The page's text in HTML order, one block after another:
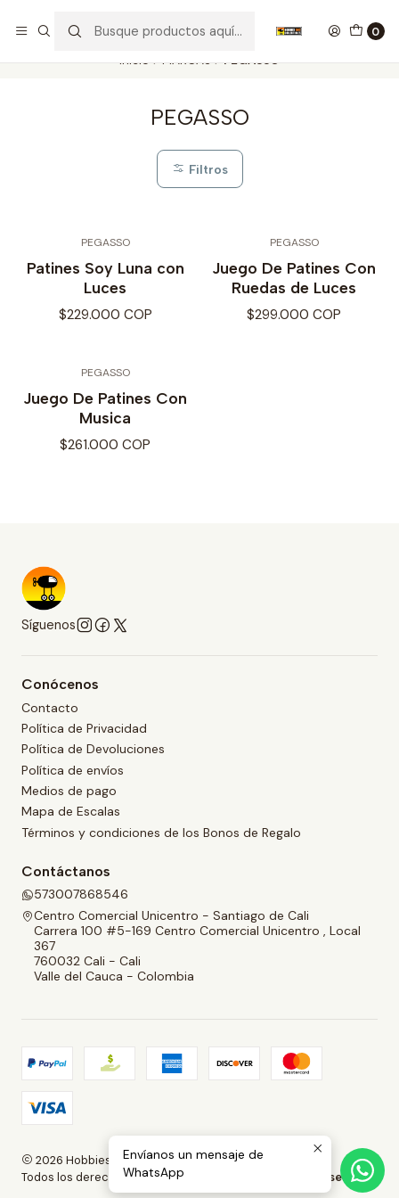
0
Inicio MARCAS PEGASSO
PEGASSO
Filtros
PEGASSO
Patines Soy Luna con
Luces
$229.000 COP
PEGASSO
Juego De Patines Con
Ruedas de Luces
$299.000 COP
PEGASSO
Juego De Patines Con
Musica
$261.000 COP
Síguenos
Conócenos
Contacto
Política de Privacidad
Política de Devoluciones
Política de envíos
Medios de pago
Mapa de Escalas
Términos y condiciones de los Bonos de Regalo
Contáctanos
573007868546
Centro Comercial Unicentro - Santiago de Cali
Carrera 100 #5-169 Centro Comercial Unicentro , Local
367
760032 Cali - Cali
Valle del Cauca - Colombia
2026 Hobbies and Collectibles.
Todos los derechos reservados.
Desarrollado por Jumpseller.
Envíanos un mensaje de
WhatsApp